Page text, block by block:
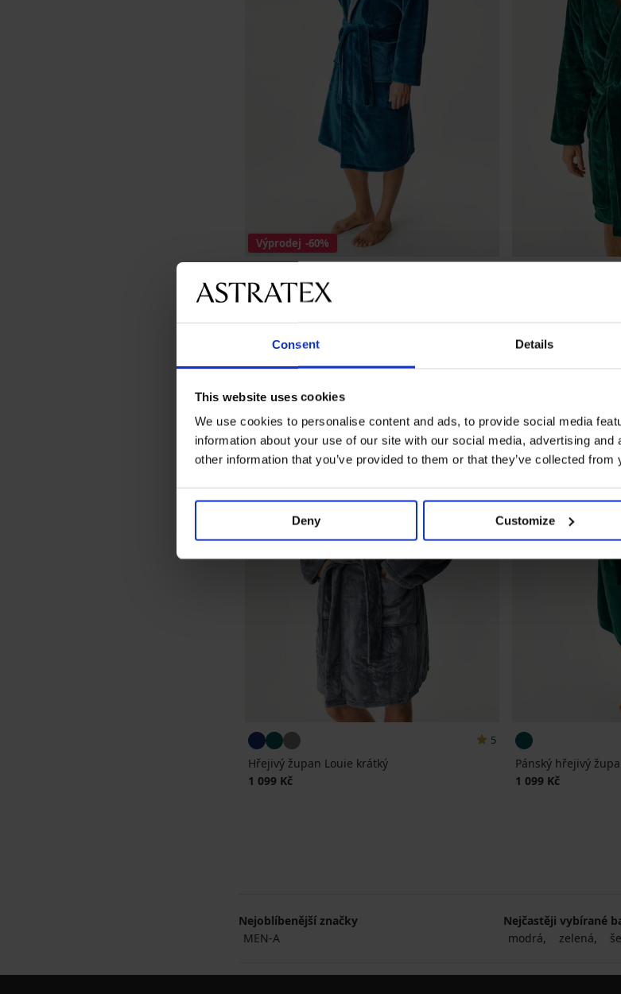
Consent Details
This website uses cookies
We use cookies to personalise content and ads, to provide social media
information about your use of our site with our social media, advertising
other information that you’ve provided to them or that they’ve collected
Deny Customize
Výprodej -60%
Hřejivý župan William dlouhý
5
Hřejivý župan Louie krátký
1 099 Kč
Pánský hřejivý
1 099 Kč
Nejoblíbenější značky
MEN-A
Nejčastěji vybírané
modrá
zelená